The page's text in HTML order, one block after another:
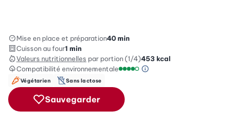
Mise en place et préparation40 min
Cuisson au four1 min
Valeurs nutritionnelles par portion (1/4)453 kcal
Compatibilité environnementale
Information sur
Végétarien Sans lactose
Sauvegarder